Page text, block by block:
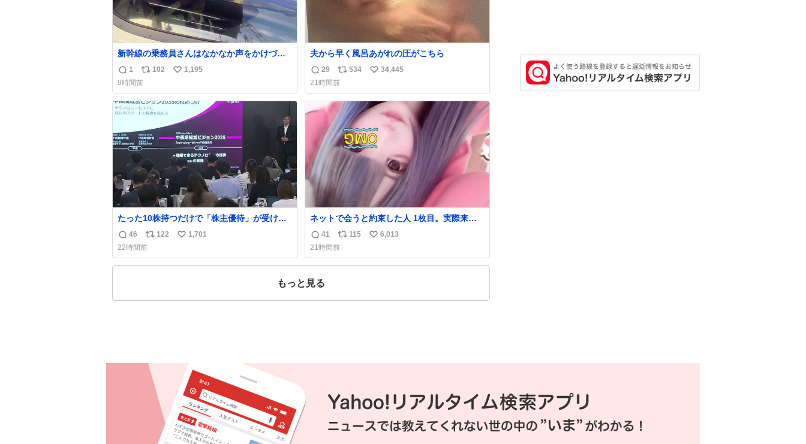
新幹線の乗務員さんはなかなか声をかけづら
いのだけど😅 ルミエールの運転士さん、運転
台にカメラマン向けたらお二人で敬礼🫡✨ 暗
くて上手く撮れないなぁ…な顔してたら、わ
ざわざ車外に出て来てくださり✨ 「フリー素
材なので載せて大丈夫です！」と自ら言って
くださる親切気さくなS運転士さん感謝
返
信
数
1
リ
ポ
ス
ト
102
い
ね
1,195
9時間前
夫から早く風呂あがれの圧がこちら
返
信
数
29
リ
ポ
ス
ト
数
534
い
ね
数
34,445
21時間前
たった10株持つだけで「株主優待」が受けら
れる驚きの企業ランキング 第9位：不二家
（株価：約2,400円） 第8位：日本マクドナル
ド（株価：約7,600円） 第7位：ソニーグルー
プ（株価：約3,341円） 第6位：鈴茂器工（株
返
信
数
46
リ
ポ
ス
122
い
ね
1,701
22時間前
ネットで会うと約束した人 1枚目。実際来た
人2枚目
返
信
数
41
リ
ポ
ス
115
い
ね
6,013
21時間前
もっと見る